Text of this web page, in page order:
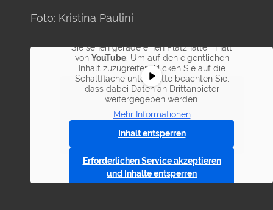
Foto: Kristina Paulini
Sie sehen gerade einen Platzhalterinhalt
von YouTube. Um auf den eigentlichen
Inhalt zuzugreifen, klicken Sie auf die
Schaltfläche unten. Bitte beachten Sie,
dass dabei Daten an Drittanbieter
weitergegeben werden.
Mehr Informationen
Inhalt entsperren
Erforderlichen Service akzeptieren
und Inhalte entsperren